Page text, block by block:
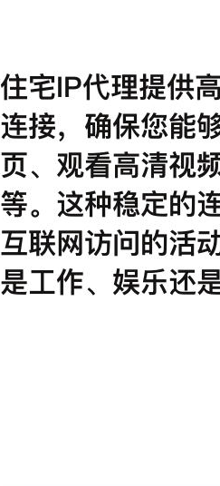
住宅IP代理提供
连接，确保您能
页、观看高清视
等。这种稳定的
互联网访问的活
是工作、娱乐还